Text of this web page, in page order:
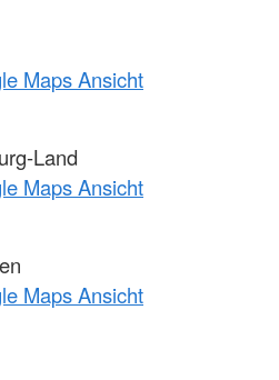
Maps Ansicht
Land
Maps Ansicht
Maps Ansicht